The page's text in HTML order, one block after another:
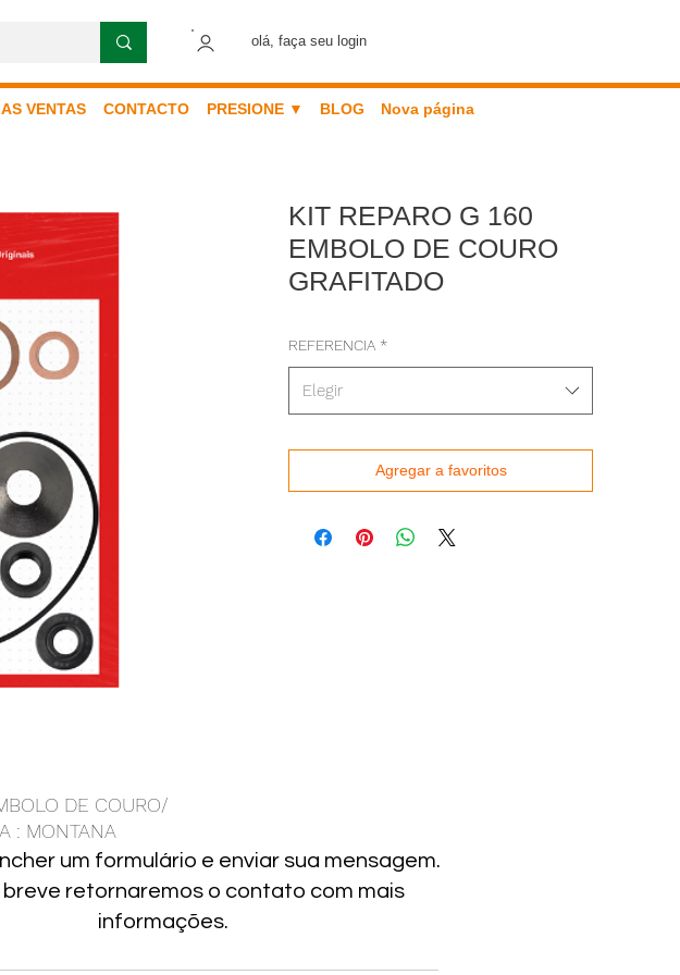
olá, faça seu login
VENTAS CONTACTO PRESIONE ▼ BLOG Nova página
KIT REPARO G 160
EMBOLO DE COURO
GRAFITADO
REFERENCIA *
Elegir
Agregar a favoritos
DE COURO/
: MONTANA
um formulário e enviar sua mensagem.
breve retornaremos o contato com mais
informações.